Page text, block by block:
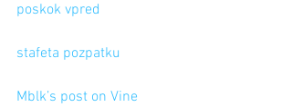
poskok vpred
stafeta pozpatku
Mblk’s post on Vine